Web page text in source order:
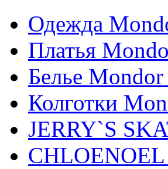
Одежда
Платья
Белье
Колготки
JERRY`S